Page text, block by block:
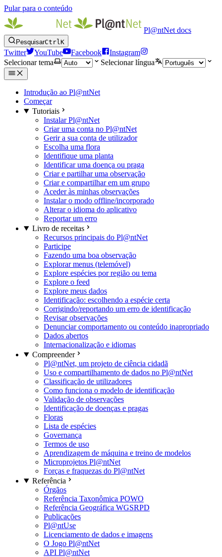
Pular para o conteúdo
Pl@ntNet docs
PesquisarCtrlK
Twitter YouTube Facebook
Instagram
Selecionar tema
Selecionar língua
Introdução ao Pl@ntNet
Começar
Tutoriais
Instalar Pl@ntNet
Criar uma conta no Pl@ntNet
Gerir a sua conta de utilizador
Escolha uma flora
Identifique uma planta
Identificar uma doença ou praga
Criar e partilhar uma observação
Criar e compartilhar em um grupo
Aceder às minhas observações
Instalar o modo offline/incorporado
Alterar o idioma do aplicativo
Reportar um erro
Livro de receitas
Recursos principais do Pl@ntNet
Participe
Fazendo uma boa observação
Explorar menus (telemóvel)
Explore espécies por região ou tema
Explore o feed
Explore meus dados
Identificação: escolhendo a espécie certa
Corrigindo/reportando um erro de identificação
Revisar observações
Denunciar comportamento ou conteúdo inapropriado
Dados abertos
Internacionalização e idiomas
Compreender
Pl@ntNet, um projeto de ciência cidadã
Uso e compartilhamento de dados no Pl@ntNet
Classificação de utilizadores
Como funciona o modelo de identificação
Validação de observações
Identificação de doenças e pragas
Floras
Lista de espécies
Governança
Termos de uso
Aprendizagem de máquina e treino de modelos
Microprojetos Pl@ntNet
Forças e fraquezas do Pl@ntNet
Referência
Órgãos
Referência Taxonômica POWO
Referência Geográfica WGSRPD
Publicações
Pl@ntUse
Licenciamento de dados e imagens
O Jogo Pl@ntNet
API Pl@ntNet